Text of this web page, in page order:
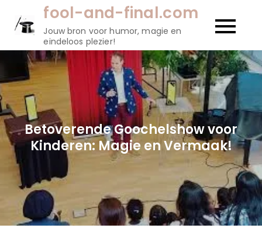
fool-and-final.com
Jouw bron voor humor, magie en
eindeloos plezier!
Betoverende Goochelshow voor
Kinderen: Magie en Vermaak!